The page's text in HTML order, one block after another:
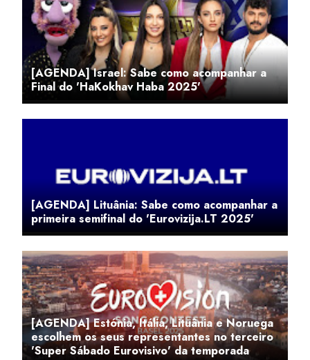
[AGENDA] Israel: Sabe como acompanhar a
Final do 'HaKokhav Haba 2025'
[AGENDA] Lituânia: Sabe como acompanhar a
primeira semifinal do 'Eurovizija.LT 2025'
[AGENDA] Estónia, Itália, Lituânia e Noruega
escolhem os seus representantes no terceiro
'Super Sábado Eurovisivo' da temporada